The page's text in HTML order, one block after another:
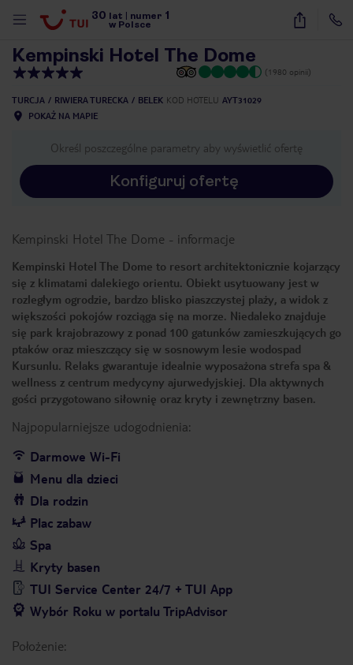
30 lat numer 1
w Polsce
74
Kempinski Hotel The Dome
(1980 opinii)
TURCJA RIWIERA TURECKA BELEK KOD HOTELU AYT31029
POKAŻ NA MAPIE
Określ poszczególne parametry aby wyświetlić ofertę
Konfiguruj ofertę
Kempinski Hotel The Dome - informacje
Kempinski Hotel The Dome to resort architektonicznie kojarzący
się z klimatami dalekiego orientu. Obiekt usytuowany jest w
rozległym ogrodzie, bardzo blisko piaszczystej plaży, a widok z
większości pokojów rozciąga się na morze. Niedaleko znajduje
się park krajobrazowy z ponad 100 gatunków zamieszkujących go
ptaków oraz mieszczący się w sosnowym lesie wodospad
Kursunlu. Relaks gwarantuje idealnie wyposażona strefa spa &
wellness z centrum medycyny ajurwedyjskiej. Dla aktywnych
gości przygotowano siłownię oraz kryty i zewnętrzny basen.
Najpopularniejsze udogodnienia:
Darmowe Wi-Fi
Menu dla dzieci
Dla rodzin
Plac zabaw
Spa
Kryty basen
TUI Service Center 24/7 + TUI App
Wybór Roku w portalu TripAdvisor
Położenie: